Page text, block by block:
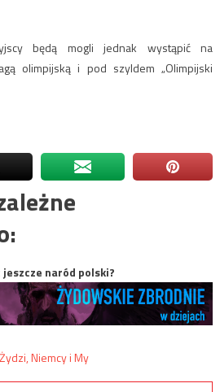
będą mogli jednak wystąpić na
olimpijską i pod szyldem „Olimpijski
jeszcze naród polski?